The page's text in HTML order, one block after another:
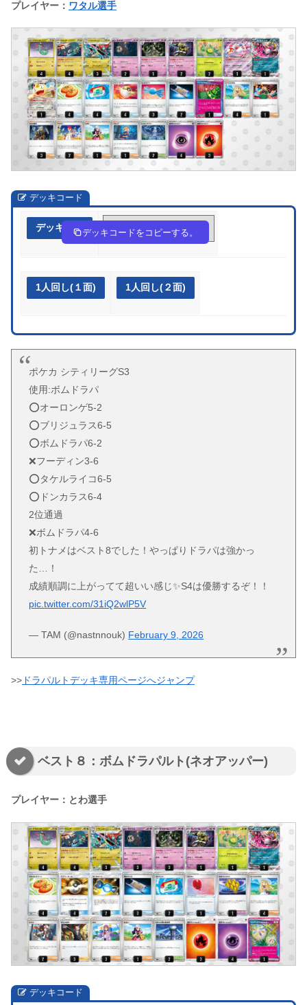
プレイヤー： ワタル選手
デッキコード
デッキ作成 kF1FF1-PABmqg-bkkvFf
デッキコードをコピーする。
1人回し(１面) 1人回し(２面)
ポケカ シティリーグS3
使用:ボムドラパ
⭕️オーロンゲ5-2
⭕️ブリジュラス6-5
⭕️ボムドラパ6-2
❌フーディン3-6
⭕️タケルライコ6-5
⭕️ドンカラス6-4
2位通過
❌ボムドラパ4-6
初トナメはベスト8でした！やっぱりドラパは強かっ
た…！
成績順調に上がってて超いい感じ✨S4は優勝するぞ！！
pic.twitter.com/31iQ2wlP5V
— TAM (@nastnnouk) February 9, 2026
>> ドラパルトデッキ専用ページへジャンプ
ベスト８：ボムドラパルト(ネオアッパー)
プレイヤー：とわ選手
デッキコード